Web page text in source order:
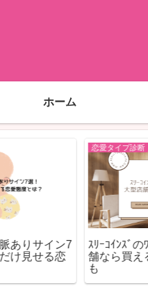
ホーム
憧れの先輩タイプの落とし方
｜距離のある相手を自然に振